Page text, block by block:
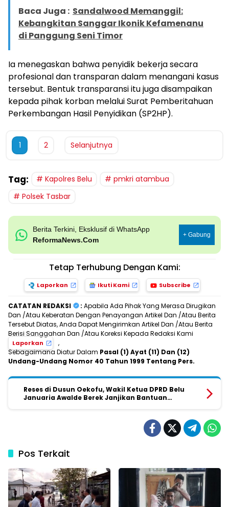
Baca Juga : Sandalwood Memanggil:
Kebangkitan Sanggar Ikonik Kefamenanu
di Panggung Seni Timor
Ia menegaskan bahwa penyidik bekerja secara
profesional dan transparan dalam menangani kasus
tersebut. Bentuk transparansi itu juga disampaikan
kepada pihak korban melalui Surat Pemberitahuan
Perkembangan Hasil Penyidikan (SP2HP).
1 2 Selanjutnya
Tag: Kapolres Belu
pmkri atambua
Polsek Tasbar
Berita Terkini, Eksklusif di WhatsApp
ReformaNews.Com
+ Gabung
Tetap Terhubung Dengan Kami:
Laporkan Ikuti Kami Subscribe
CATATAN REDAKSI : Apabila Ada Pihak Yang Merasa Dirugikan
Dan /Atau Keberatan Dengan Penayangan Artikel Dan /Atau Berita
Tersebut Diatas, Anda Dapat Mengirimkan Artikel Dan /Atau Berita
Berisi Sanggahan Dan /Atau Koreksi Kepada Redaksi Kami
Laporkan
,
Sebagaimana Diatur Dalam Pasal (1) Ayat (11) Dan (12)
Undang-Undang Nomor 40 Tahun 1999 Tentang Pers.
Reses di Dusun Oekofu, Wakil Ketua DPRD Belu
Januaria Awalde Berek Janjikan Bantuan
Pos Terkait